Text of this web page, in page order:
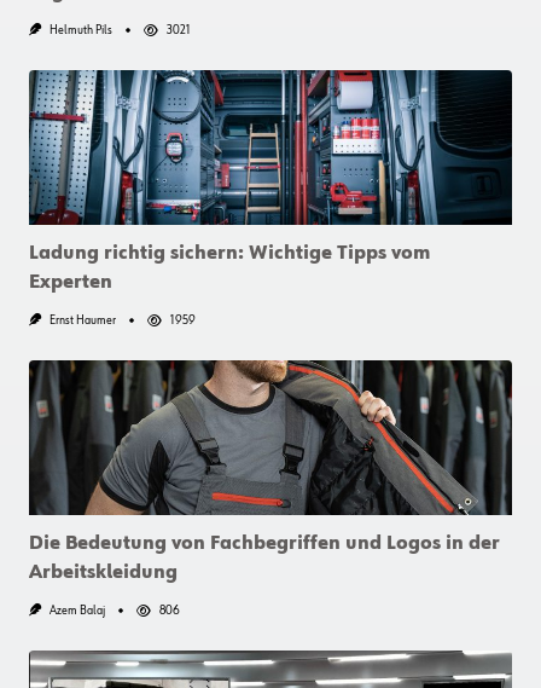
Helmuth Pils 3021
Ladung richtig sichern: Wichtige Tipps vom
Experten
Ernst Haumer 1959
Die Bedeutung von Fachbegriffen und Logos in der
Arbeitskleidung
Azem Balaj 806